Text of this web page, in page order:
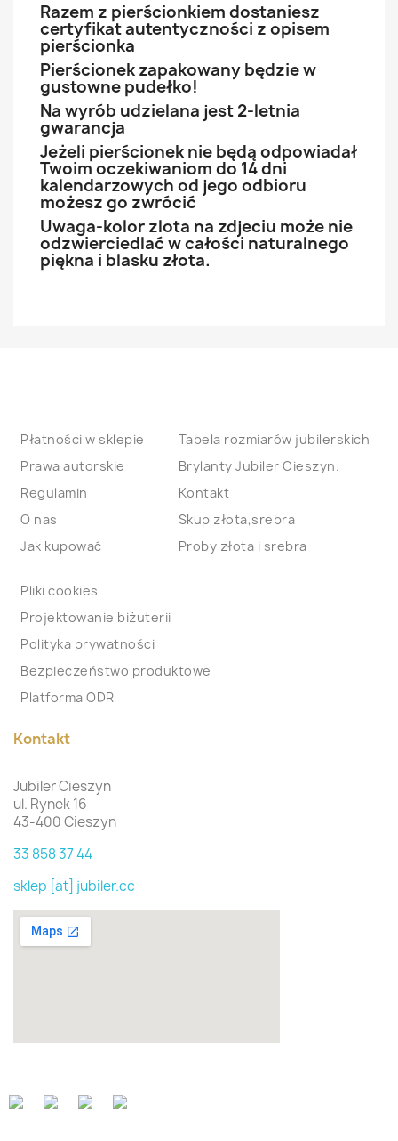
Razem z pierścionkiem dostaniesz
certyfikat autentyczności z opisem
pierścionka
Pierścionek zapakowany będzie w
gustowne pudełko!
Na wyrób udzielana jest 2-letnia
gwarancja
Jeżeli pierścionek nie będą odpowiadał
Twoim oczekiwaniom do 14 dni
kalendarzowych od jego odbioru
możesz go zwrócić
Uwaga-kolor zlota na zdjeciu może nie
odzwierciedlać w całości naturalnego
piękna i blasku złota.
Płatności w sklepie
Prawa autorskie
Regulamin
O nas
Jak kupować
Tabela rozmiarów jubilerskich
Brylanty Jubiler Cieszyn.
Kontakt
Skup złota,srebra
Proby złota i srebra
Pliki cookies
Projektowanie biżuterii
Polityka prywatności
Bezpieczeństwo produktowe
Platforma ODR
Kontakt
Jubiler Cieszyn
ul. Rynek 16
43-400 Cieszyn
33 858 37 44
sklep [at] jubiler.cc